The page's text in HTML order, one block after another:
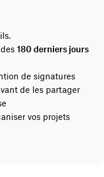
180 derniers jours
de signatures
de les partager
vos projets